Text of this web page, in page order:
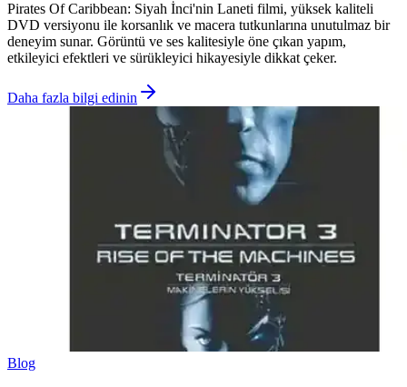
Pirates Of Caribbean: Siyah İnci'nin Laneti filmi, yüksek kaliteli
DVD versiyonu ile korsanlık ve macera tutkunlarına unutulmaz bir
deneyim sunar. Görüntü ve ses kalitesiyle öne çıkan yapım,
etkileyici efektleri ve sürükleyici hikayesiyle dikkat çeker.
Daha fazla bilgi edinin
Blog